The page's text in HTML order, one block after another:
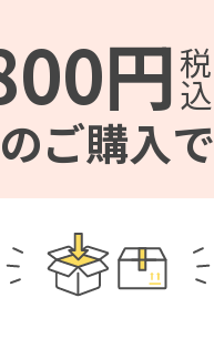
円税込
ご購入で